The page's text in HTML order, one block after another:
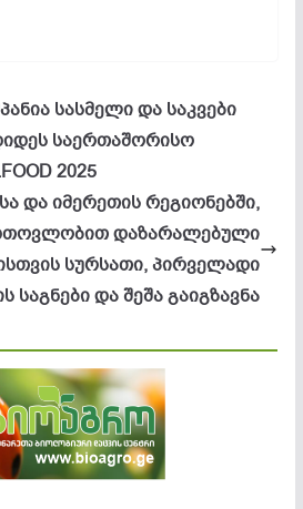
სასმელი და საკვები
საერთაშორისო
2025
და იმერეთის რეგიონებში,
დაზარალებული
სურსათი, პირველადი
საგნები და შეშა გაიგზავნა